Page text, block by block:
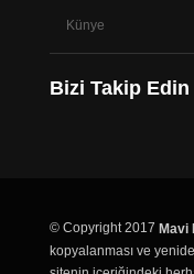
Künye
Bizi Takip Edin
© Copyright 2017 Mavi
kopyalanması ve